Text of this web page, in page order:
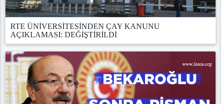
RTE ÜNİVERSİTESİNDEN ÇAY KANUNU
AÇIKLAMASI: DEĞİŞTİRİLDİ